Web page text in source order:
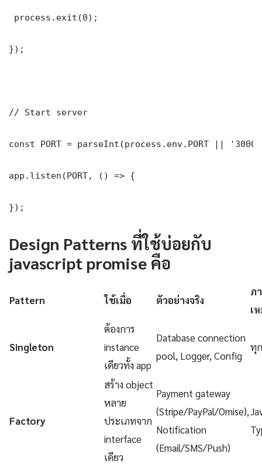
process.exit(0);
});
// Start server
const PORT = parseInt(process.env.PORT ||
app.listen(PORT, () => {
});
Design Patterns ที่ใช้บ่อยกับ
javascript promise คือ
Pattern ใช้เมื่อ ตัวอย่างจริง
ภ
เ
Singleton
ต้องการ
instance
เดียวทั้ง app
Database connection
pool, Logger, Config
ทุ
Factory
สร้าง object
หลาย
ประเภทจาก
interface
เดียว
Payment gateway
(Stripe/PayPal/Omise),
Notification
(Email/SMS/Push)